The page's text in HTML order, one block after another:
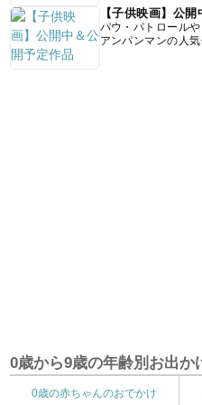
【子供映画】公
パウ・パトロールや
アンパンマンの人
0歳から9歳の年齢別お出か
0歳の赤ちゃんのおでかけ